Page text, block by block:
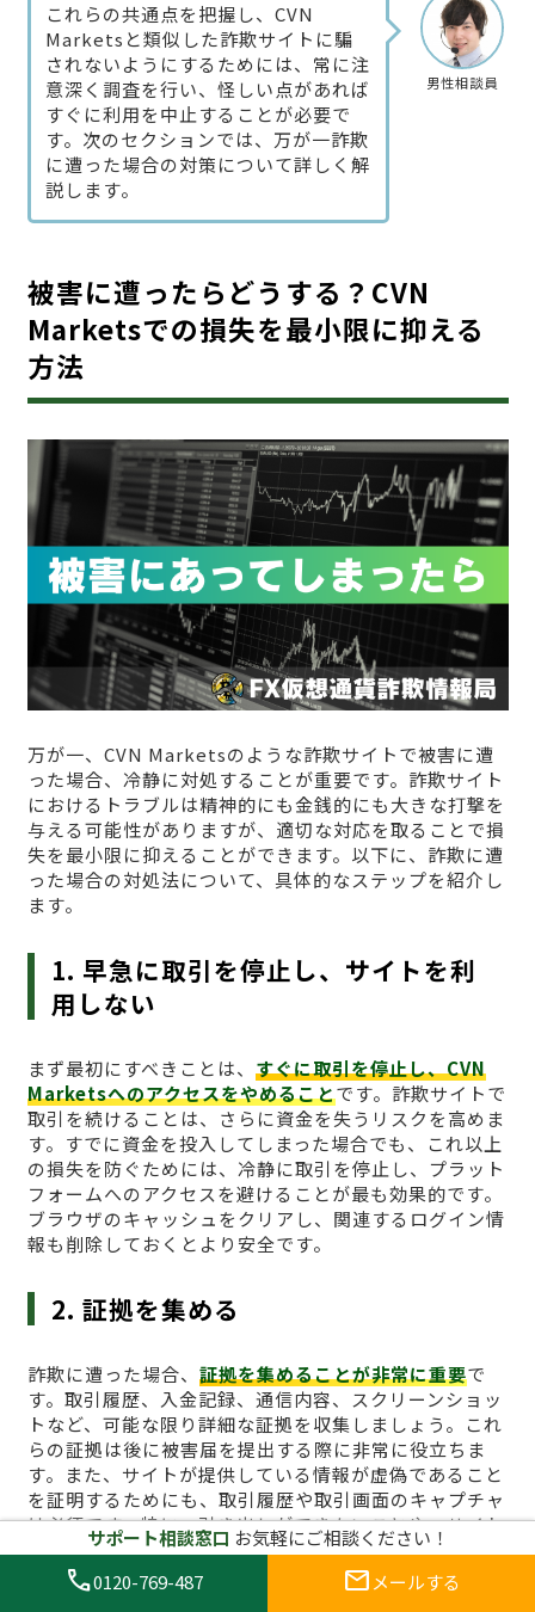
男性相談員
これらの共通点を把握し、CVN
Marketsと類似した詐欺サイトに騙
されないようにするためには、常に注
意深く調査を行い、怪しい点があれば
すぐに利用を中止することが必要で
す。次のセクションでは、万が一詐欺
に遭った場合の対策について詳しく解
説します。
被害に遭ったらどうする？CVN
Marketsでの損失を最小限に抑える
方法
万が一、CVN Marketsのような詐欺サイトで被害に遭
った場合、冷静に対処することが重要です。詐欺サイト
におけるトラブルは精神的にも金銭的にも大きな打撃を
与える可能性がありますが、適切な対応を取ることで損
失を最小限に抑えることができます。以下に、詐欺に遭
った場合の対処法について、具体的なステップを紹介し
ます。
1. 早急に取引を停止し、サイトを利
用しない
まず最初にすべきことは、 すぐに取引を停止し、CVN
Marketsへのアクセスをやめることです。詐欺サイトで
取引を続けることは、さらに資金を失うリスクを高めま
す。すでに資金を投入してしまった場合でも、これ以上
の損失を防ぐためには、冷静に取引を停止し、プラット
フォームへのアクセスを避けることが最も効果的です。
ブラウザのキャッシュをクリアし、関連するログイン情
報も削除しておくとより安全です。
2. 証拠を集める
詐欺に遭った場合、 証拠を集めることが非常に重要で
す。取引履歴、入金記録、通信内容、スクリーンショッ
トなど、可能な限り詳細な証拠を収集しましょう。これ
らの証拠は後に被害届を提出する際に非常に役立ちま
す。また、サイトが提供している情報が虚偽であること
を証明するためにも、取引履歴や取引画面のキャプチャ
は必須です。特に、引き出しができないことや、サイト
からの不正な要求があった場合、その証拠は重要な役割
を果たします。
サポート相談窓口 お気軽にご相談ください！
call0120-769-487 mail メールする